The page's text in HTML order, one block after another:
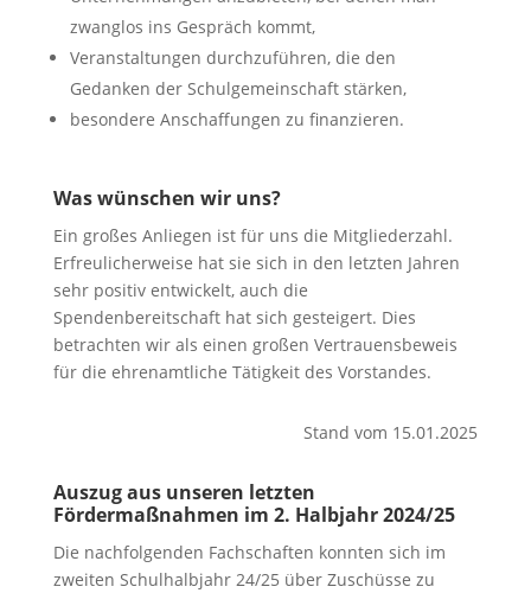
zwanglos ins Gespräch kommt,
Veranstaltungen durchzuführen, die den
Gedanken der Schulgemeinschaft stärken,
besondere Anschaffungen zu finanzieren.
Was wünschen wir uns?
Ein großes Anliegen ist für uns die Mitgliederzahl.
Erfreulicherweise hat sie sich in den letzten Jahren
sehr positiv entwickelt, auch die
Spendenbereitschaft hat sich gesteigert. Dies
betrachten wir als einen großen Vertrauensbeweis
für die ehrenamtliche Tätigkeit des Vorstandes.
Stand vom 15.01.2025
Auszug aus unseren letzten
Fördermaßnahmen im 2. Halbjahr 2024/25
Die nachfolgenden Fachschaften konnten sich im
zweiten Schulhalbjahr 24/25 über Zuschüsse zu